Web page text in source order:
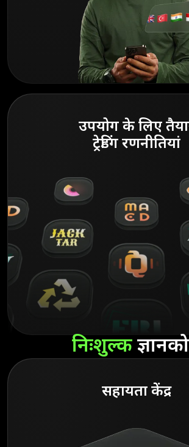
उपयोग के लिए
ट्रेडिंग रणनीतियां
निःशुल्क
सहायता केंद्र